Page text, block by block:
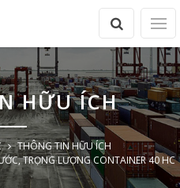
HỮU ÍCH
THÔNG TIN HỮU ÍCH
TRỌNG LƯỢNG CONTAINER 40 HC